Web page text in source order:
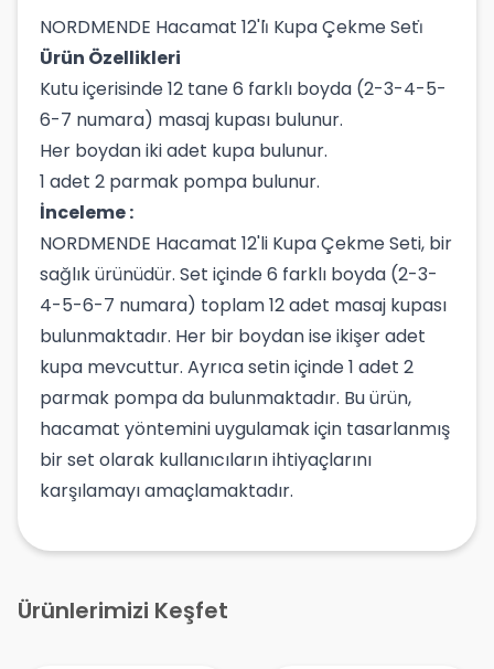
NORDMENDE Hacamat 12'li̇ Kupa Çekme Seti̇
Ürün Özellikleri
Kutu içerisinde 12 tane 6 farklı boyda (2-3-4-5-
6-7 numara) masaj kupası bulunur.
Her boydan iki adet kupa bulunur.
1 adet 2 parmak pompa bulunur.
İnceleme :
NORDMENDE Hacamat 12'li Kupa Çekme Seti, bir
sağlık ürünüdür. Set içinde 6 farklı boyda (2-3-
4-5-6-7 numara) toplam 12 adet masaj kupası
bulunmaktadır. Her bir boydan ise ikişer adet
kupa mevcuttur. Ayrıca setin içinde 1 adet 2
parmak pompa da bulunmaktadır. Bu ürün,
hacamat yöntemini uygulamak için tasarlanmış
bir set olarak kullanıcıların ihtiyaçlarını
karşılamayı amaçlamaktadır.
Ürünlerimizi Keşfet